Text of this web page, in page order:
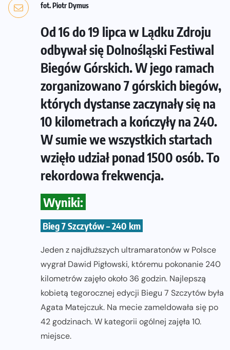
fot. Piotr Dymus
Od 16 do 19 lipca w Lądku Zdroju
odbywał się Dolnośląski Festiwal
Biegów Górskich. W jego ramach
zorganizowano 7 górskich biegów,
których dystanse zaczynały się na
10 kilometrach a kończyły na 240.
W sumie we wszystkich startach
wzięło udział ponad 1500 osób. To
rekordowa frekwencja.
Wyniki:
Bieg 7 Szczytów – 240 km
Jeden z najdłuższych ultramaratonów w Polsce
wygrał Dawid Pigłowski, któremu pokonanie 240
kilometrów zajęło około 36 godzin. Najlepszą
kobietą tegorocznej edycji Biegu 7 Szczytów była
Agata Matejczuk. Na mecie zameldowała się po
42 godzinach. W kategorii ogólnej zajęła 10.
miejsce.